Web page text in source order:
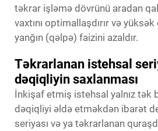
təkrar işləmə dövrünü aradan
vaxtını optimallaşdırır və
yanğın (qəlpə) faizini azaldır.
Təkrarlanan istehsal
dəqiqliyin saxlanması
İnkişaf etmiş istehsal yalnız tək
dəqiqliyi əldə etməkdən ibarət
seriyası və ya təkrarlanan